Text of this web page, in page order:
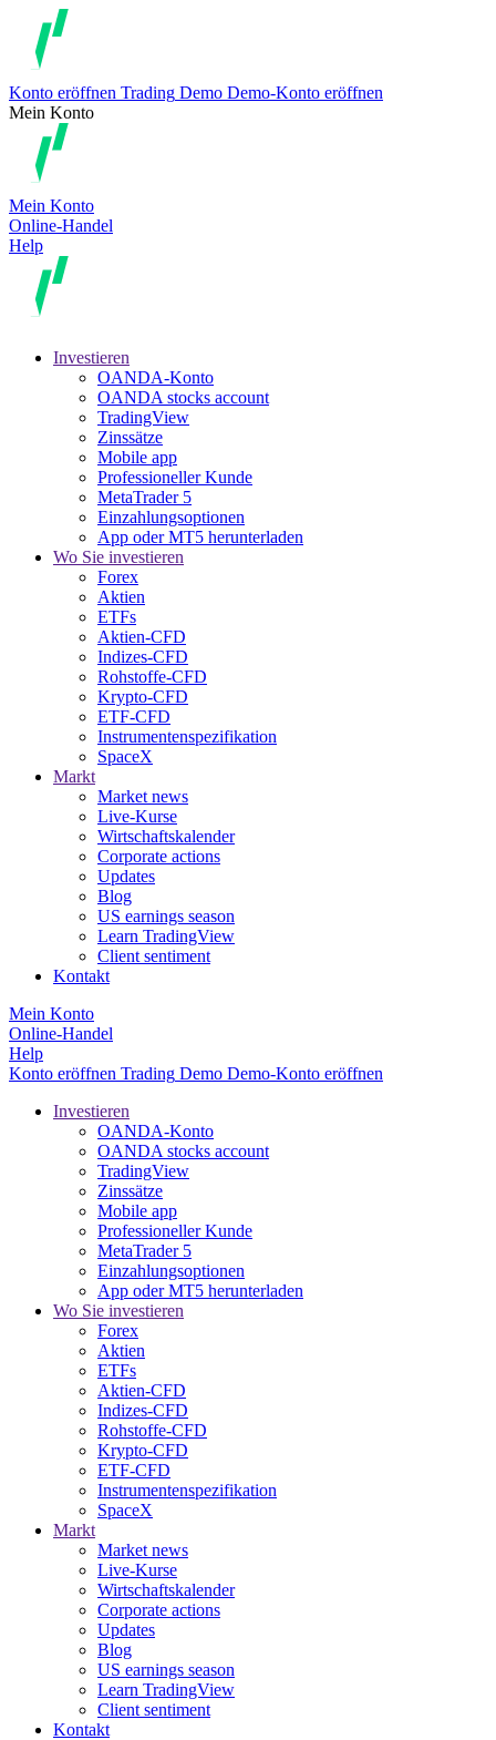
Konto eröffnen Trading Demo Demo-Konto eröffnen
Mein Konto
Mein Konto
Online-Handel
Help
Investieren
OANDA-Konto
OANDA stocks account
TradingView
Zinssätze
Mobile app
Professioneller Kunde
MetaTrader 5
Einzahlungsoptionen
App oder MT5 herunterladen
Wo Sie investieren
Forex
Aktien
ETFs
Aktien-CFD
Indizes-CFD
Rohstoffe-CFD
Krypto-CFD
ETF-CFD
Instrumentenspezifikation
SpaceX
Markt
Market news
Live-Kurse
Wirtschaftskalender
Corporate actions
Updates
Blog
US earnings season
Learn TradingView
Client sentiment
Kontakt
Mein Konto
Online-Handel
Help
Konto eröffnen Trading Demo Demo-Konto eröffnen
Investieren
OANDA-Konto
OANDA stocks account
TradingView
Zinssätze
Mobile app
Professioneller Kunde
MetaTrader 5
Einzahlungsoptionen
App oder MT5 herunterladen
Wo Sie investieren
Forex
Aktien
ETFs
Aktien-CFD
Indizes-CFD
Rohstoffe-CFD
Krypto-CFD
ETF-CFD
Instrumentenspezifikation
SpaceX
Markt
Market news
Live-Kurse
Wirtschaftskalender
Corporate actions
Updates
Blog
US earnings season
Learn TradingView
Client sentiment
Kontakt